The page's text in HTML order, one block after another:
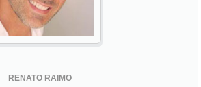
RENATO RAIMO